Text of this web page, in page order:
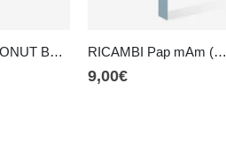
RICARICA DONUT BOBBI NAIL (ATSlux) RICAMBI Pap mAm (DFCX-22)
9,00€